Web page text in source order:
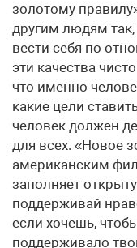
золотому
другим людям
вести себя по
эти качества
что именно
какие цели
человек должен
для всех. «Новое
американским
заполняет
поддерживай
если хочешь,
поддерживало